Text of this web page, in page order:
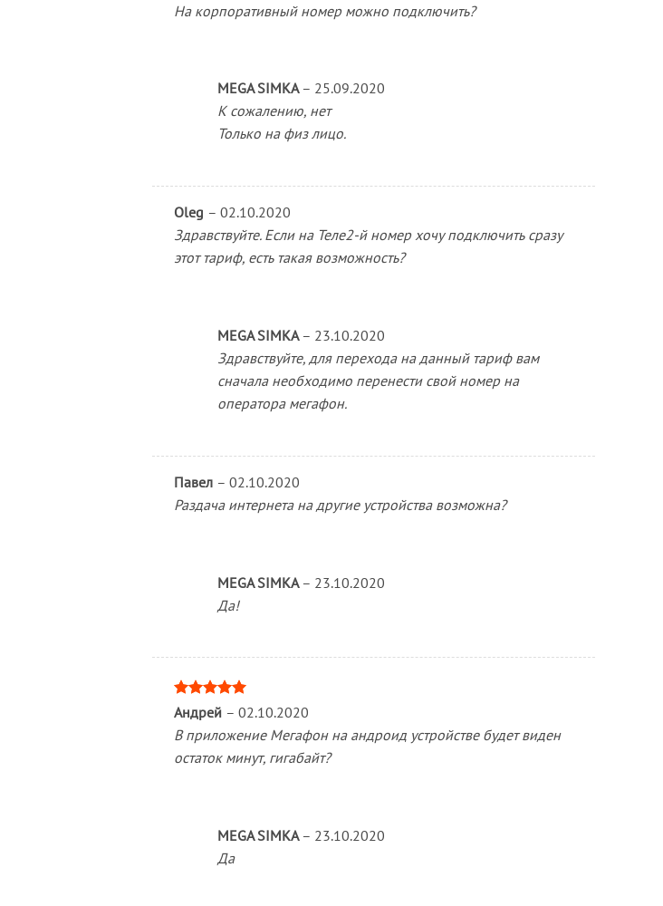
На корпоративный номер можно подключить?
MEGA SIMKA – 25.09.2020
К сожалению, нет
Только на физ лицо.
Oleg – 02.10.2020
Здравствуйте. Если на Теле2-й номер хочу подключить сразу
этот тариф, есть такая возможность?
MEGA SIMKA – 23.10.2020
Здравствуйте, для перехода на данный тариф вам
сначала необходимо перенести свой номер на
оператора мегафон.
Павел – 02.10.2020
Раздача интернета на другие устройства возможна?
MEGA SIMKA – 23.10.2020
Да!
Оценка
из 5
Андрей – 02.10.2020
В приложение Мегафон на андроид устройстве будет виден
остаток минут, гигабайт?
MEGA SIMKA – 23.10.2020
Да